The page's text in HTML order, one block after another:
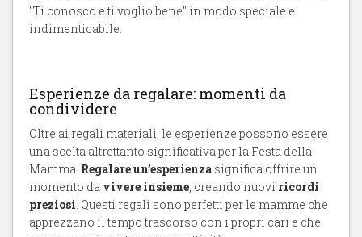
"Ti conosco e ti voglio bene" in modo speciale e
indimenticabile.
Esperienze da regalare: momenti da
condividere
Oltre ai regali materiali, le esperienze possono essere
una scelta altrettanto significativa per la Festa della
Mamma. Regalare un’esperienza significa offrire un
momento da vivere insieme, creando nuovi ricordi
preziosi. Questi regali sono perfetti per le mamme che
apprezzano il tempo trascorso con i propri cari e che